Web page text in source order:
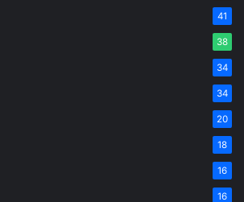
41
38
34
34
20
18
16
16